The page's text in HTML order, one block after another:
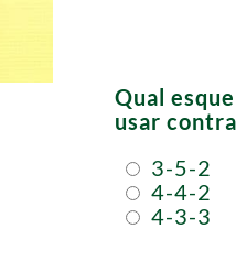
Qual
usar
3-5-2
4-4-2
4-3-3